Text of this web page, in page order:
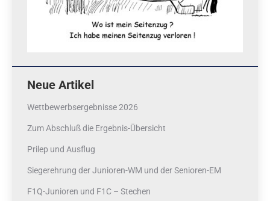
Neue Artikel
Wettbewerbsergebnisse 2026
Zum Abschluß die Ergebnis-Übersicht
Prilep und Ausflug
Siegerehrung der Junioren-WM und der Senioren-EM
F1Q-Junioren und F1C – Stechen